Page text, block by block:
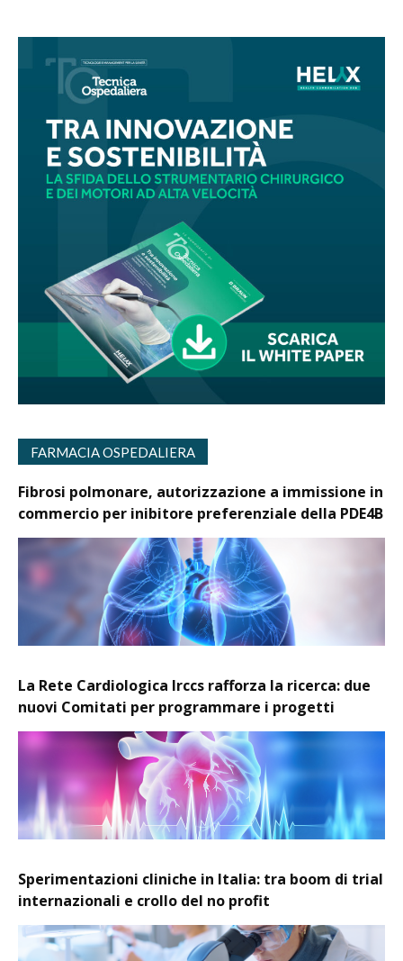
FARMACIA OSPEDALIERA
Fibrosi polmonare, autorizzazione a immissione in
commercio per inibitore preferenziale della PDE4B
La Rete Cardiologica Irccs rafforza la ricerca: due
nuovi Comitati per programmare i progetti
Sperimentazioni cliniche in Italia: tra boom di trial
internazionali e crollo del no profit